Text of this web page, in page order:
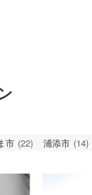
市 (22) 浦添市 (14)